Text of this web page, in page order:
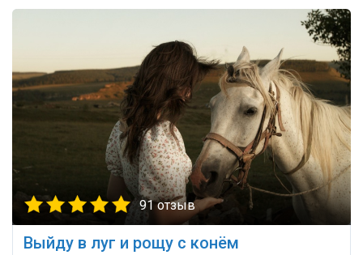
91 отзыв
Выйду в луг и рощу с конём